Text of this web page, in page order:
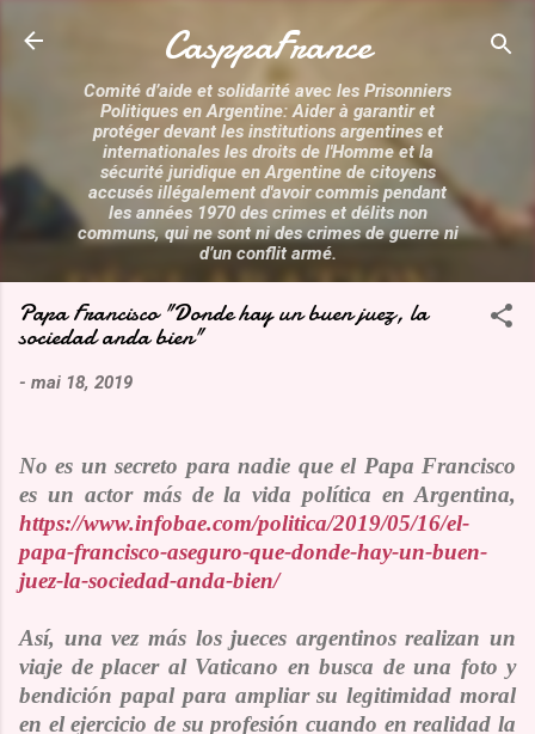
Accéder au contenu principal
CasppaFrance
Comité d’aide et solidarité avec les Prisonniers
Politiques en Argentine: Aider à garantir et
protéger devant les institutions argentines et
internationales les droits de l'Homme et la
sécurité juridique en Argentine de citoyens
accusés illégalement d'avoir commis pendant
les années 1970 des crimes et délits non
communs, qui ne sont ni des crimes de guerre ni
d’un conflit armé.
Papa Francisco "Donde hay un buen juez, la
sociedad anda bien"
- mai 18, 2019
No es un secreto para nadie que el Papa Francisco
es un actor más de la vida política en Argentina,
https://www.infobae.com/politica/2019/05/16/el-
papa-francisco-aseguro-que-donde-hay-un-buen-
juez-la-sociedad-anda-bien/
Así, una vez más los jueces argentinos realizan un
viaje de placer al Vaticano en busca de una foto y
bendición papal para ampliar su legitimidad moral
en el ejercicio de su profesión cuando en realidad la